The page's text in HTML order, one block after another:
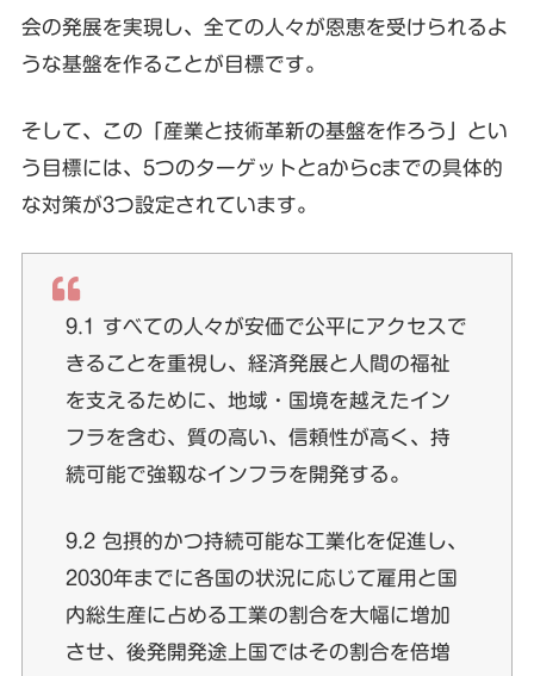
会の発展を実現し、全ての人々が恩恵を受けられるよ
うな基盤を作ることが目標です。
そして、この「産業と技術革新の基盤を作ろう」とい
う目標には、5つのターゲットとaからcまでの具体的
な対策が3つ設定されています。
9.1 すべての人々が安価で公平にアクセスで
きることを重視し、経済発展と人間の福祉
を支えるために、地域・国境を越えたイン
フラを含む、質の高い、信頼性が高く、持
続可能で強靱なインフラを開発する。
9.2 包摂的かつ持続可能な工業化を促進し、
2030年までに各国の状況に応じて雇用と国
内総生産に占める工業の割合を大幅に増加
させ、後発開発途上国ではその割合を倍増